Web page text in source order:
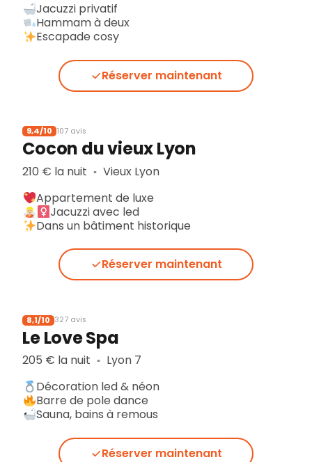
Jacuzzi privatif
Hammam à deux
Escapade cosy
Réserver maintenant
9,4/10 107 avis
Cocon du vieux Lyon
210 € la nuit ▪︎ Vieux Lyon
Appartement de luxe
Jacuzzi avec led
Dans un bâtiment historique
Réserver maintenant
8,1/10 327 avis
Le Love Spa
205 € la nuit ▪︎ Lyon 7
Décoration led & néon
Barre de pole dance
Sauna, bains à remous
Réserver maintenant